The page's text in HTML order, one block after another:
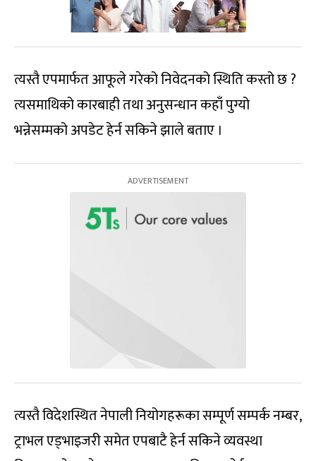
त्यस्तै एपमार्फत आफूले गरेको निवेदनको स्थिति कस्तो छ ?
त्यसमाथिको कारबाही तथा अनुसन्धान कहाँ पुग्यो
भन्नेसम्मको अपडेट हेर्न सकिने झाले बताए ।
त्यस्तै विदेशस्थित नेपाली नियोगहरूका सम्पूर्ण सम्पर्क नम्बर,
ट्राभल एड्भाइजरी समेत एपबाटै हेर्न सकिने व्यवस्था